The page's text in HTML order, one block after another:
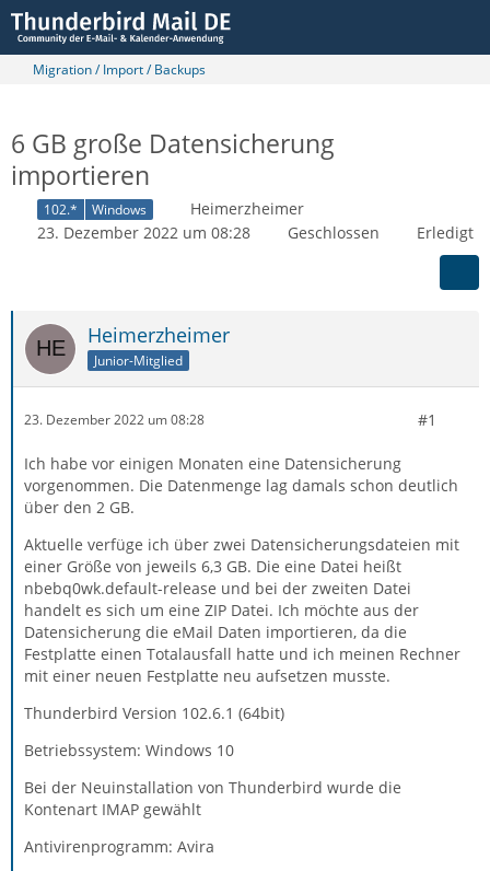
Migration / Import / Backups
6 GB große Datensicherung
importieren
102.* Windows
Heimerzheimer
23. Dezember 2022 um 08:28
Geschlossen Erledigt
Heimerzheimer
Junior-Mitglied
23. Dezember 2022 um 08:28 #1
Ich habe vor einigen Monaten eine Datensicherung
vorgenommen. Die Datenmenge lag damals schon deutlich
über den 2 GB.
Aktuelle verfüge ich über zwei Datensicherungsdateien mit
einer Größe von jeweils 6,3 GB. Die eine Datei heißt
nbebq0wk.default-release und bei der zweiten Datei
handelt es sich um eine ZIP Datei. Ich möchte aus der
Datensicherung die eMail Daten importieren, da die
Festplatte einen Totalausfall hatte und ich meinen Rechner
mit einer neuen Festplatte neu aufsetzen musste.
Thunderbird Version 102.6.1 (64bit)
Betriebssystem: Windows 10
Bei der Neuinstallation von Thunderbird wurde die
Kontenart IMAP gewählt
Antivirenprogramm: Avira